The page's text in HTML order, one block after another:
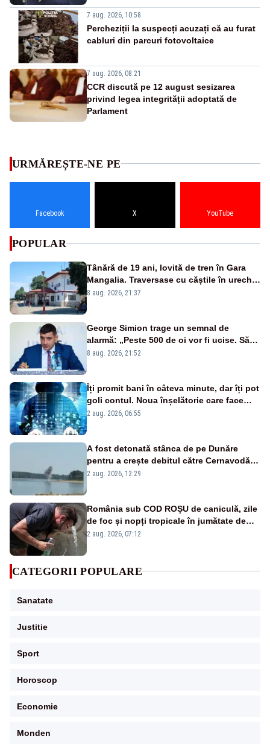
7 aug. 2026, 10:58
Percheziții la suspecți acuzați că au furat
cabluri din parcuri fotovoltaice
7 aug. 2026, 08:21
CCR discută pe 12 august sesizarea
privind legea integrității adoptată de
Parlament
URMĂREȘTE-NE PE
Facebook X YouTube
POPULAR
Tânără de 19 ani, lovită de tren în Gara
Mangalia. Traversase cu căștile în urechi
liniile printr-un loc nepermis
8 aug. 2026, 21:37
George Simion trage un semnal de
alarmă: „Peste 500 de oi vor fi ucise. Să
vedem dacă ciobanii vor fi despăgubiți”
8 aug. 2026, 21:52
Îți promit bani în câteva minute, dar îți pot
goli contul. Noua înșelătorie care face
victime pe Facebook și WhatsApp
2 aug. 2026, 06:55
A fost detonată stânca de pe Dunăre
pentru a crește debitul către Cernavodă –
VIDEO
2 aug. 2026, 12:29
România sub COD ROȘU de caniculă, zile
de foc și nopți tropicale în jumătate de
țară
2 aug. 2026, 07:12
CATEGORII POPULARE
Sanatate
Justitie
Sport
Horoscop
Economie
Monden